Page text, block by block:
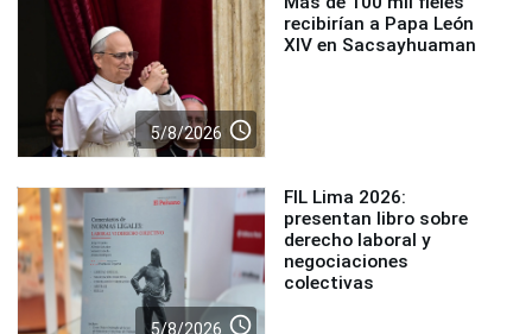
5/8/2026 access_time
recibirían a Papa León
XIV en Sacsayhuaman
5/8/2026 access_time
FIL Lima 2026:
presentan libro sobre
derecho laboral y
negociaciones
colectivas